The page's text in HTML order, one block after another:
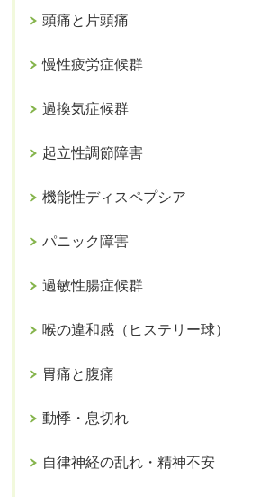
頭痛と片頭痛
慢性疲労症候群
過換気症候群
起立性調節障害
機能性ディスペプシア
パニック障害
過敏性腸症候群
喉の違和感（ヒステリー球）
胃痛と腹痛
動悸・息切れ
自律神経の乱れ・精神不安